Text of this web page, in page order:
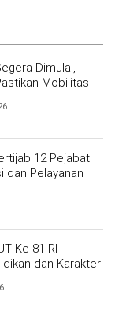
Dimulai,
Mobilitas
12 Pejabat
dan Pelayanan
Ke-81 RI
dan Karakter